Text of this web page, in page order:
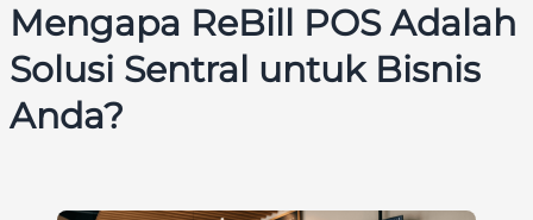
Mengapa ReBill POS Adalah
Solusi Sentral untuk Bisnis
Anda?